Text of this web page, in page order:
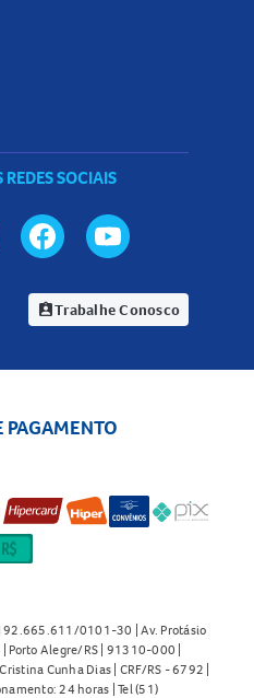
SOCIAIS
assignment_indTrabalhe Conosco
PAGAMENTO
92.665.611/0101-30 | Av. Protásio
Porto Alegre/RS | 91310-000 |
Cunha Dias | CRF/RS - 6792 |
24 horas | Tel (51)